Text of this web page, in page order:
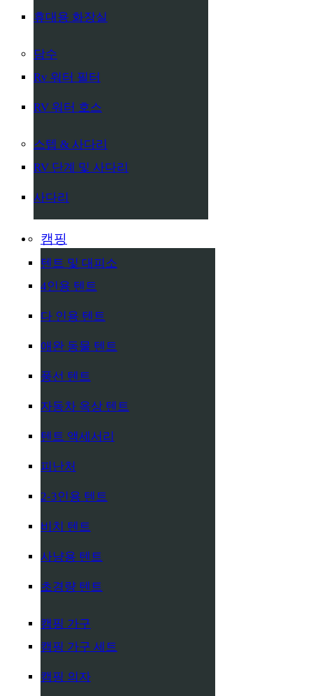
휴대용 화장실
담수
Rv 워터 필터
RV 워터 호스
스텝 & 사다리
RV 단계 및 사다리
사다리
캠핑
텐트 및 대피소
4인용 텐트
다 인용 텐트
애완 동물 텐트
풍선 텐트
자동차 옥상 텐트
텐트 액세서리
피난처
2-3인용 텐트
비치 텐트
사냥용 텐트
초경량 텐트
캠핑 가구
캠핑 가구 세트
캠핑 의자